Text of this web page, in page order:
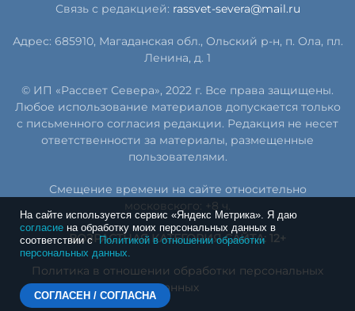
Связь с редакцией: rassvet-severa@mail.ru
Адрес: 685910, Магаданская обл., Ольский р-н, п. Ола, пл.
Ленина, д. 1
© ИП «Рассвет Севера», 2022 г. Все права защищены.
Любое использование материалов допускается только
с письменного согласия редакции. Редакция не несет
ответственности за материалы, размещенные
пользователями.
Смещение времени на сайте относительно
московского: +8 ч.
ВОЗРАСТНАЯ КАТЕГОРИЯ САЙТА: 12+
Политика в отношении обработки персональных
данных
На сайте используется сервис «Яндекс Метрика». Я даю
согласие на обработку моих персональных данных в
соответствии сПолитикой в отношении обработки
персональных данных.
СОГЛАСЕН / СОГЛАСНА